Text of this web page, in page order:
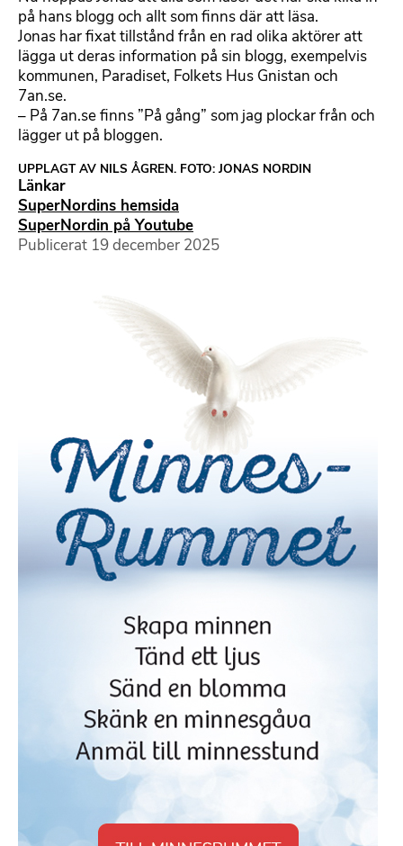
på hans blogg och allt som finns där att läsa.
Jonas har fixat tillstånd från en rad olika aktörer att
lägga ut deras information på sin blogg, exempelvis
kommunen, Paradiset, Folkets Hus Gnistan och
7an.se.
– På 7an.se finns ”På gång” som jag plockar från och
lägger ut på bloggen.
UPPLAGT AV NILS ÅGREN. FOTO: JONAS NORDIN
Länkar
SuperNordins hemsida
SuperNordin på Youtube
Publicerat 19 december 2025